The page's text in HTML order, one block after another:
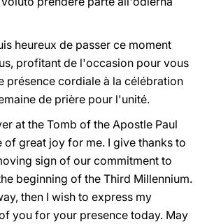
heureux de passer ce moment
profitant de l'occasion pour vous
présence cordiale à la célébration
de prière pour l'unité.
at the Tomb of the Apostle Paul
of great joy for me. I give thanks to
sign of our commitment to
beginning of the Third Millennium.
then I wish to express my
you for your presence today. May